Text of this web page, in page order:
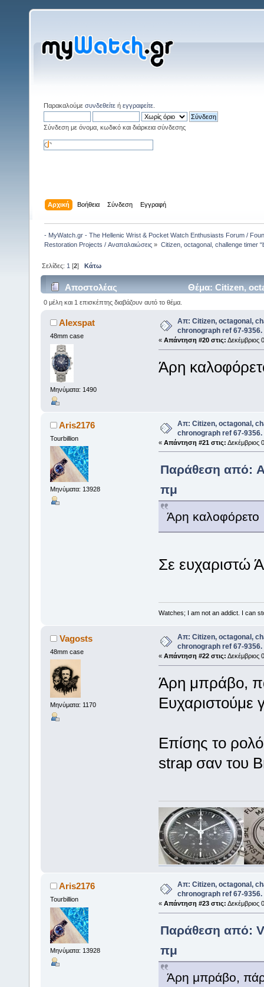
Παρακαλούμε συνδεθείτε ή εγγραφείτε
Σύνδεση με όνομα, κωδικό και διάρκεια σύνδεσης
Αρχική Βοήθεια Σύνδεση Εγγραφή
- MyWatch.gr - The Hellenic Wrist & Pocket Watch Enthusiasts Forum /
Restoration Projects / Αναπαλαιώσεις» Citizen, octagonal, challenge timer
Σελίδες: 1 [2]Κάτω
Αποστολέας
Θέμα: Citizen,
(Αναγνώστηκε 7956 φορές)
0 μέλη και 1 επισκέπτης διαβάζουν αυτό το θέμα.
Alexspat
48mm case
Μηνύματα: 1490
Απ: Citizen, octagonal,
chronograph ref 67-9356.
« Απάντηση #20 στις: Δεκέμβριος
Άρη
Aris2176
Tourbillion
Μηνύματα: 13928
Απ: Citizen, octagonal,
chronograph ref 67-9356.
« Απάντηση #21 στις: Δεκέμβριος
Παράθεση από:
πμ
Άρη
Σε ευχαριστώ
Watches; I am not an addict. I can
Vagosts
48mm case
Μηνύματα: 1170
Απ: Citizen, octagonal,
chronograph ref 67-9356.
« Απάντηση #22 στις: Δεκέμβριος
Άρη μπράβο,
Ευχαριστούμε
Επίσης το
strap σαν του
Aris2176
Tourbillion
Μηνύματα: 13928
Απ: Citizen, octagonal,
chronograph ref 67-9356.
« Απάντηση #23 στις: Δεκέμβριος
Παράθεση από:
πμ
Άρη μπράβο,